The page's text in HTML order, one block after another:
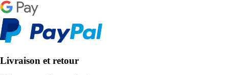
Livraison et retour